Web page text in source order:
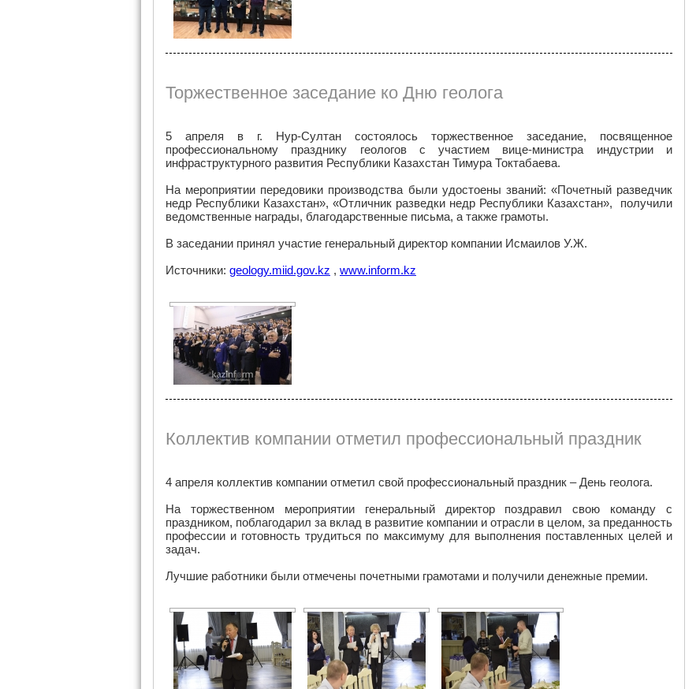
Торжественное заседание ко Дню геолога
5 апреля в г. Нур-Султан состоялось торжественное заседание, посвященное
профессиональному празднику геологов с участием вице-министра индустрии и
инфраструктурного развития Республики Казахстан Тимура Токтабаева.
На мероприятии передовики производства были удостоены званий: «Почетный разведчик
недр Республики Казахстан», «Отличник разведки недр Республики Казахстан», получили
ведомственные награды, благодарственные письма, а также грамоты.
В заседании принял участие генеральный директор компании Исмаилов У.Ж.
Источники: geology.miid.gov.kz , www.inform.kz
Коллектив компании отметил профессиональный праздник
4 апреля коллектив компании отметил свой профессиональный праздник – День геолога.
На торжественном мероприятии генеральный директор поздравил свою команду с
праздником, поблагодарил за вклад в развитие компании и отрасли в целом, за преданность
профессии и готовность трудиться по максимуму для выполнения поставленных целей и
задач.
Лучшие работники были отмечены почетными грамотами и получили денежные премии.